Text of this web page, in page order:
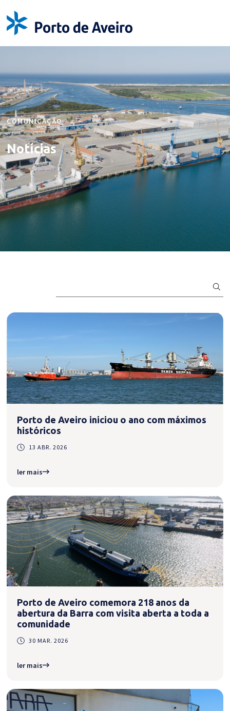
COMUNICAÇÃO
Notícias
Porto de Aveiro iniciou o ano com máximos
históricos
13 ABR. 2026
ler mais
Porto de Aveiro comemora 218 anos da
abertura da Barra com visita aberta a toda a
comunidade
30 MAR. 2026
ler mais